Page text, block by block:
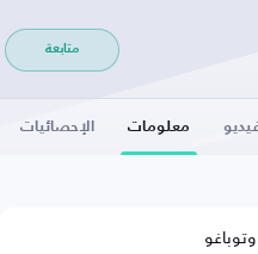
متابعة
معلومات الإحصائيات